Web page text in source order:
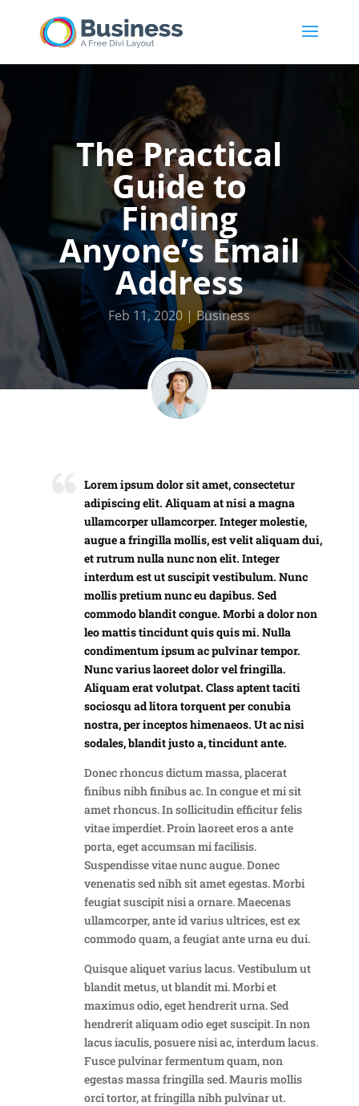
The Practical
Guide to
Finding
Anyone’s Email
Address
Feb 11, 2020 Business
Lorem ipsum dolor sit amet, consectetur
adipiscing elit. Aliquam at nisi a magna
ullamcorper ullamcorper. Integer molestie,
augue a fringilla mollis, est velit aliquam dui,
et rutrum nulla nunc non elit. Integer
interdum est ut suscipit vestibulum. Nunc
mollis pretium nunc eu dapibus. Sed
commodo blandit congue. Morbi a dolor non
leo mattis tincidunt quis quis mi. Nulla
condimentum ipsum ac pulvinar tempor.
Nunc varius laoreet dolor vel fringilla.
Aliquam erat volutpat. Class aptent taciti
sociosqu ad litora torquent per conubia
nostra, per inceptos himenaeos. Ut ac nisi
sodales, blandit justo a, tincidunt ante.
Donec rhoncus dictum massa, placerat
finibus nibh finibus ac. In congue et mi sit
amet rhoncus. In sollicitudin efficitur felis
vitae imperdiet. Proin laoreet eros a ante
porta, eget accumsan mi facilisis.
Suspendisse vitae nunc augue. Donec
venenatis sed nibh sit amet egestas. Morbi
feugiat suscipit nisi a ornare. Maecenas
ullamcorper, ante id varius ultrices, est ex
commodo quam, a feugiat ante urna eu dui.
Quisque aliquet varius lacus. Vestibulum ut
blandit metus, ut blandit mi. Morbi et
maximus odio, eget hendrerit urna. Sed
hendrerit aliquam odio eget suscipit. In non
lacus iaculis, posuere nisi ac, interdum lacus.
Fusce pulvinar fermentum quam, non
egestas massa fringilla sed. Mauris mollis
orci tortor, at fringilla nibh pulvinar ut.